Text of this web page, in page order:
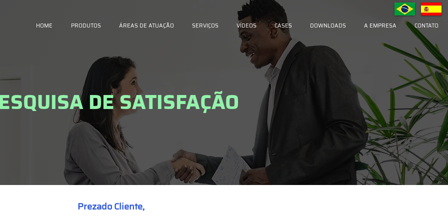
HOME PRODUTOS ÁREAS DE ATUAÇÃO SERVIÇOS VÍDEOS CASES DOWNLOADS A EMPRESA CONTATO
DE SATISFAÇÃO
Prezado Cliente,